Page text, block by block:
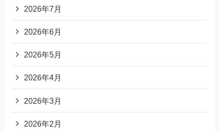
2026年7月
2026年6月
2026年5月
2026年4月
2026年3月
2026年2月